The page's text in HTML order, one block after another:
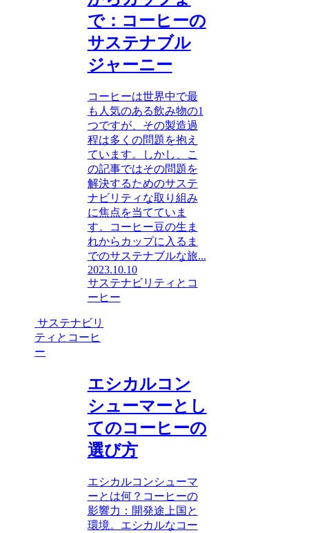
で：コーヒーの
サステナブル
ジャーニー
コーヒーは世界中で最
も人気のある飲み物の1
つですが、その製造過
程は多くの問題を抱え
ています。しかし、こ
の記事ではその問題を
解決するためのサステ
ナビリティな取り組み
に焦点を当てていま
す。コーヒー豆の生ま
れからカップに入るま
でのサステナブルな旅...
2023.10.10
サステナビリティとコ
ーヒー
サステナビリ
ティとコーヒ
ー
エシカルコン
シューマーとし
てのコーヒーの
選び方
エシカルコンシューマ
ーとは何？コーヒーの
影響力：開発途上国と
環境。エシカルなコー